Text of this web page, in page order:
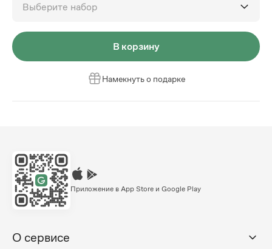
Выберите набор
В корзину
Намекнуть о подарке
Приложение в App Store и Google Play
О сервисе